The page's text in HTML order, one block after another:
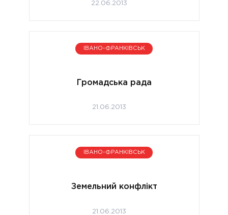
22.06.2013
ІВАНО-ФРАНКІВСЬК
Громадська рада
21.06.2013
ІВАНО-ФРАНКІВСЬК
Земельний конфлікт
21.06.2013